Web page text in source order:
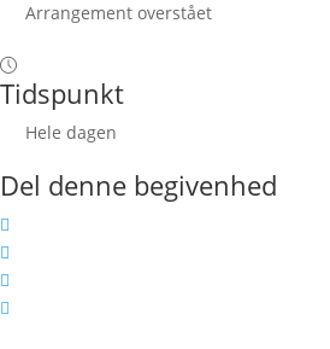
Arrangement overstået
Tidspunkt
Hele dagen
Del denne begivenhed